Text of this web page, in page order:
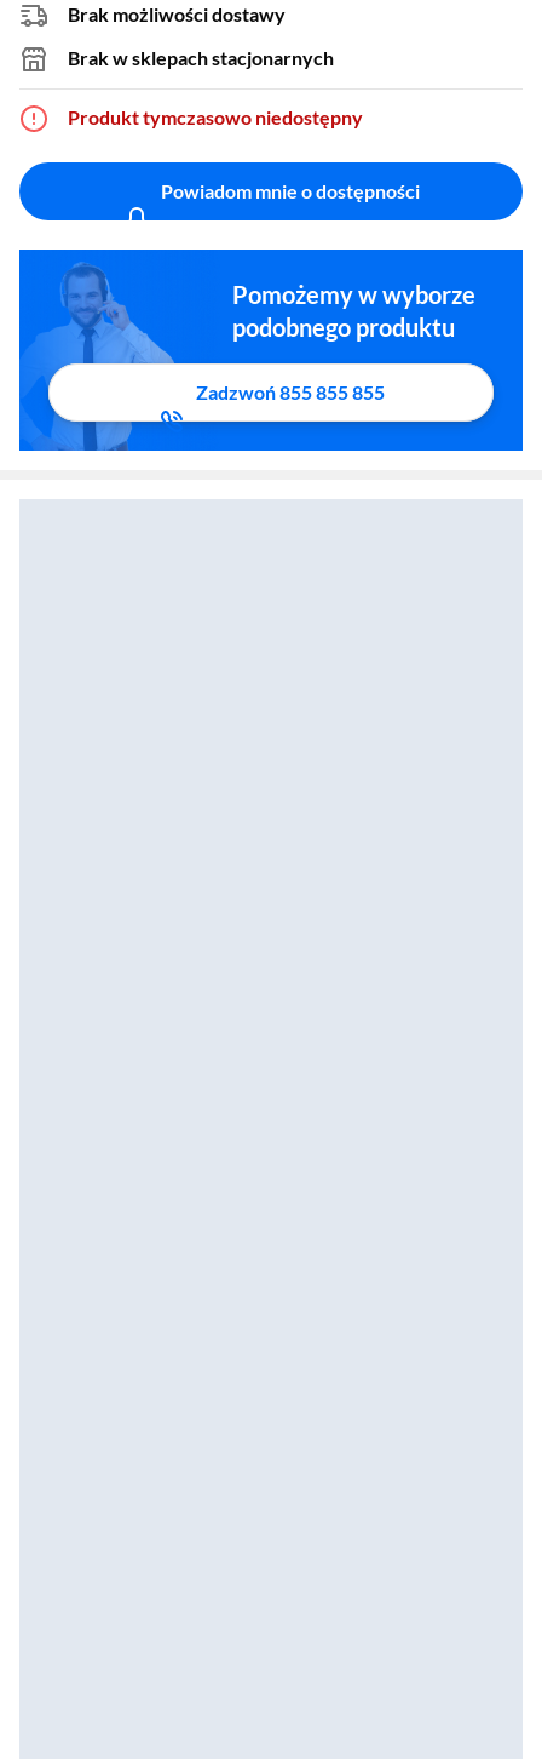
Brak możliwości dostawy
Brak w sklepach stacjonarnych
Produkt tymczasowo niedostępny
Powiadom mnie o dostępności
Pomożemy w wyborze
podobnego produktu
Zadzwoń 855 855 855